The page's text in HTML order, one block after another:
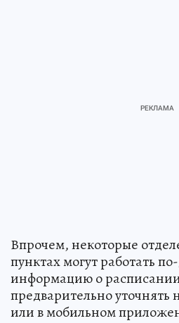
Впрочем, некоторые
пунктах могут работать
информацию о
предварительно уточнять
или в мобильном